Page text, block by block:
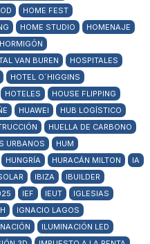
HOME FEST
HOME STUDIO
HOMENAJE
HORMIGÓN
VAN BUREN
HOSPITALES
HOTEL O´HIGGINS
HOTELES
HOUSE FLIPPING
HUAWEI
HUB LOGÍSTICO
HUELLA DE CARBONO
URBANOS
HUM
HUNGRÍA HURACÁN MILTON
IA
IBIZA
IBUILDER
IEF IEUT
IGLESIAS
IGNACIO LAGOS
ILUMINACIÓN LED